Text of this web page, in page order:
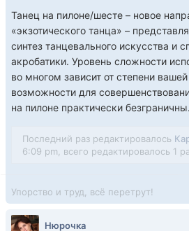
Танец на пилоне/шесте – новое
«экзотического танца» –
синтез танцевального искусства и
акробатики. Уровень сложности
во многом зависит от степени
возможности для
на пилоне практически безграничны.
Последний раз редактировалось
6:09 pm, всего редактировалось 1
Упорство и труд, всё перетрут!
Нюрочка